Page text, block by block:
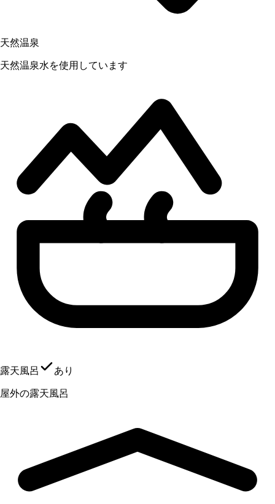
天然温泉
天然温泉水を使用しています
露天風呂 あり
屋外の露天風呂